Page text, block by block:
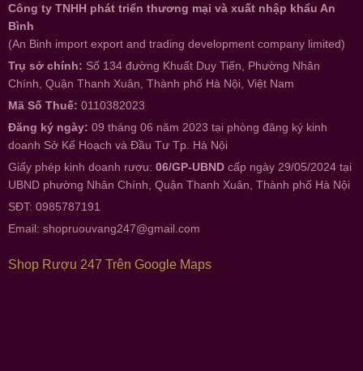
Công ty TNHH phát triển thương mại và xuất nhập khẩu An
Bình
(An Binh import export and trading development company limited)
Trụ sở chính: Số 134 đường Khuất Duy Tiến, Phường Nhân
Chính, Quận Thanh Xuân, Thành phố Hà Nội, Việt Nam
Mã Số Thuế: 0110382023
Đăng ký ngày: 09 tháng 06 năm 2023 tại phòng đăng ký kinh
doanh Sở Kế Hoạch và Đầu Tư Tp. Hà Nội
Giấy phép kinh doanh rượu: 06/GP-UBND cấp ngày 29/05/2024 tại
UBND phường Nhân Chính, Quận Thanh Xuân, Thành phố Hà Nội
SĐT: 0985787191
Email: shopruouvang247@gmail.com
Shop Rượu 247 Trên Google Maps